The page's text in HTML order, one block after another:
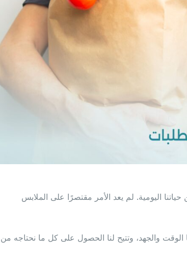
اليومية. لم يعد الأمر مقتصرًا على الملابس
والجهد، وتتيح لنا الحصول على كل ما نحتاجه من